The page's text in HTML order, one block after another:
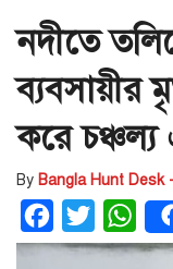
নদীতে
ব্যবসায়ীর
করে চঞ্চল্য
By Bangla Hunt Desk -
Facebook
Twitter